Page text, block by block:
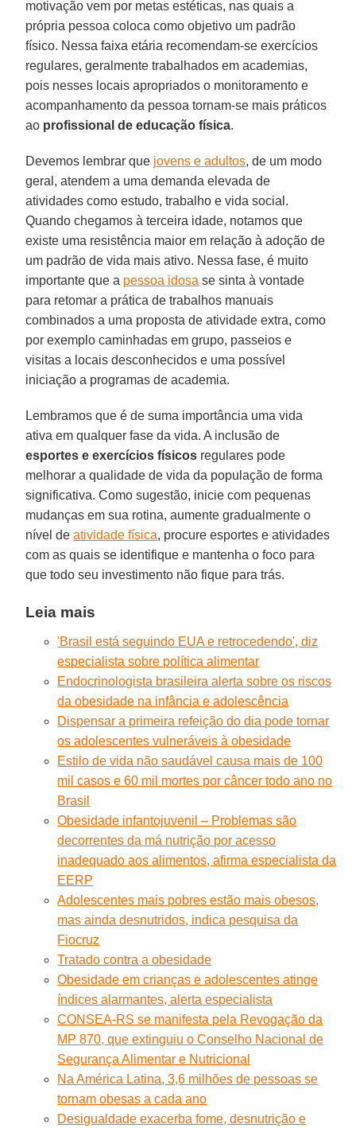
motivação vem por metas estéticas, nas quais a
própria pessoa coloca como objetivo um padrão
físico. Nessa faixa etária recomendam-se exercícios
regulares, geralmente trabalhados em academias,
pois nesses locais apropriados o monitoramento e
acompanhamento da pessoa tornam-se mais práticos
ao profissional de educação física.
Devemos lembrar que jovens e adultos, de um modo
geral, atendem a uma demanda elevada de
atividades como estudo, trabalho e vida social.
Quando chegamos à terceira idade, notamos que
existe uma resistência maior em relação à adoção de
um padrão de vida mais ativo. Nessa fase, é muito
importante que a pessoa idosa se sinta à vontade
para retomar a prática de trabalhos manuais
combinados a uma proposta de atividade extra, como
por exemplo caminhadas em grupo, passeios e
visitas a locais desconhecidos e uma possível
iniciação a programas de academia.
Lembramos que é de suma importância uma vida
ativa em qualquer fase da vida. A inclusão de
esportes e exercícios físicos regulares pode
melhorar a qualidade de vida da população de forma
significativa. Como sugestão, inicie com pequenas
mudanças em sua rotina, aumente gradualmente o
nível deatividade física, procure esportes e atividades
com as quais se identifique e mantenha o foco para
que todo seu investimento não fique para trás.
Leia mais
'Brasil está seguindo EUA e retrocedendo', diz
especialista sobre política alimentar
Endocrinologista brasileira alerta sobre os riscos
da obesidade na infância e adolescência
Dispensar a primeira refeição do dia pode tornar
os adolescentes vulneráveis à obesidade
Estilo de vida não saudável causa mais de 100
mil casos e 60 mil mortes por câncer todo ano no
Brasil
Obesidade infantojuvenil – Problemas são
decorrentes da má nutrição por acesso
inadequado aos alimentos, afirma especialista da
EERP
Adolescentes mais pobres estão mais obesos,
mas ainda desnutridos, indica pesquisa da
Fiocruz
Tratado contra a obesidade
Obesidade em crianças e adolescentes atinge
índices alarmantes, alerta especialista
CONSEA-RS se manifesta pela Revogação da
MP 870, que extinguiu o Conselho Nacional de
Segurança Alimentar e Nutricional
Na América Latina, 3,6 milhões de pessoas se
tornam obesas a cada ano
Desigualdade exacerba fome, desnutrição e